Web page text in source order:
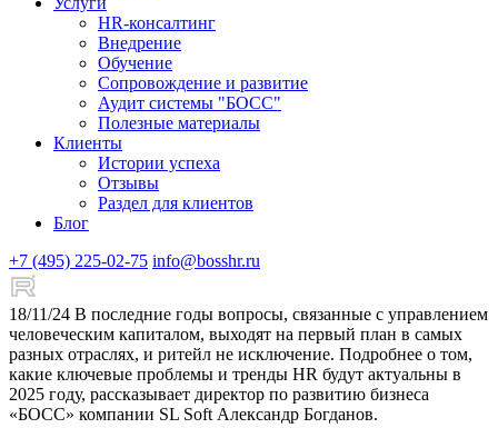
HR-консалтинг
Внедрение
Обучение
Сопровождение и развитие
Аудит системы "БОСС"
Полезные материалы
Клиенты
Истории успеха
Отзывы
Раздел для клиентов
Блог
+7 (495) 225-02-75 info@bosshr.ru
18/11/24 В последние годы вопросы, связанные с управлением
человеческим капиталом, выходят на первый план в самых
разных отраслях, и ритейл не исключение. Подробнее о том,
какие ключевые проблемы и тренды HR будут актуальны в
2025 году, рассказывает директор по развитию бизнеса
«БОСС» компании SL Soft Александр Богданов.